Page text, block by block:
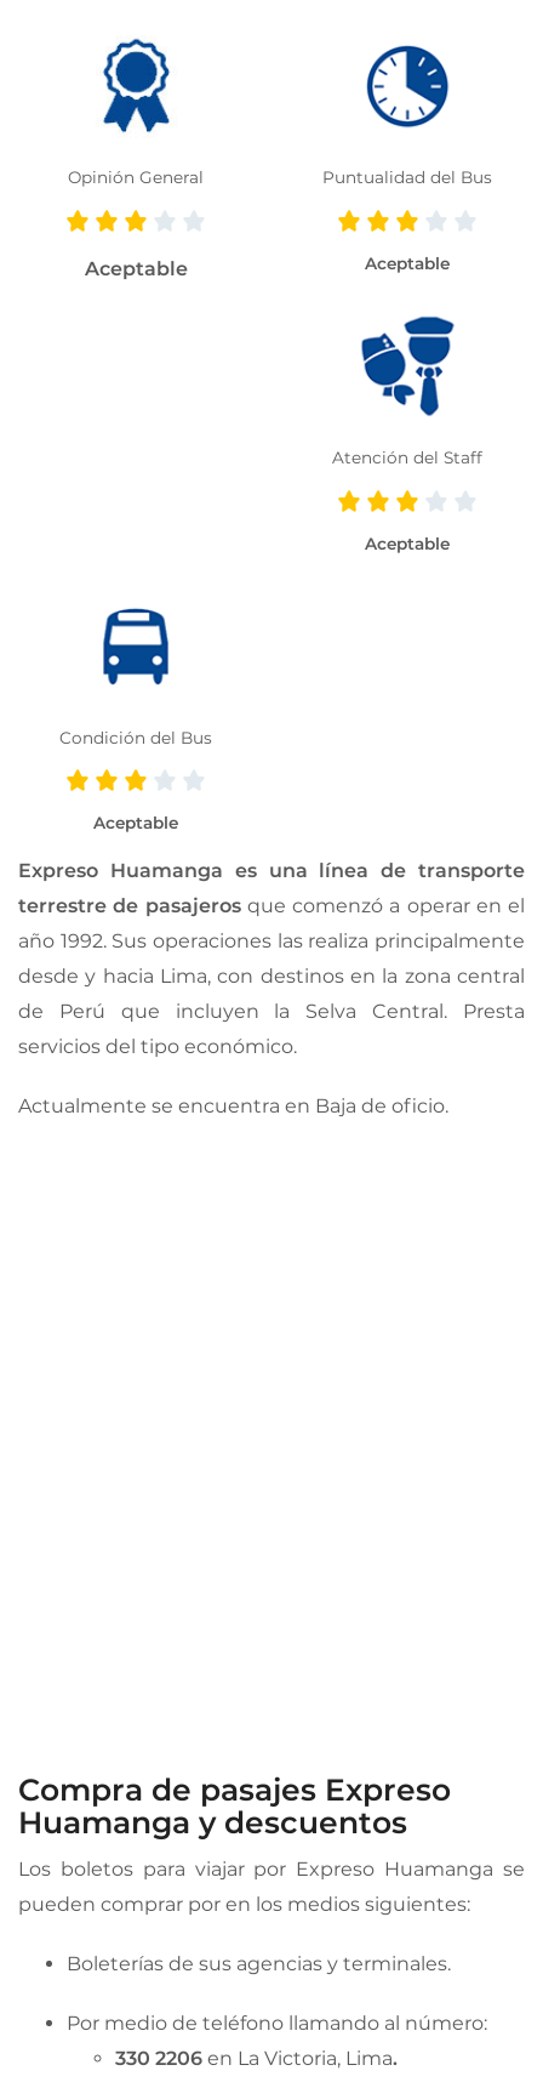
Opinión General
Aceptable
Puntualidad del Bus
Aceptable
Atención del Staff
Aceptable
Condición del Bus
Aceptable
Expreso Huamanga es una línea de transporte
terrestre de pasajerosque comenzó a operar en el
año 1992. Sus operaciones las realiza principalmente
desde y hacia Lima, con destinos en la zona central
de Perú que incluyen la Selva Central. Presta
servicios del tipo económico.
Actualmente se encuentra en Baja de oficio.
Compra de pasajes Expreso
Huamanga y descuentos
Los boletos para viajar por Expreso Huamanga se
pueden comprar por en los medios siguientes:
Boleterías de sus agencias y terminales.
Por medio de teléfono llamando al número:
330 2206 en La Victoria, Lima.